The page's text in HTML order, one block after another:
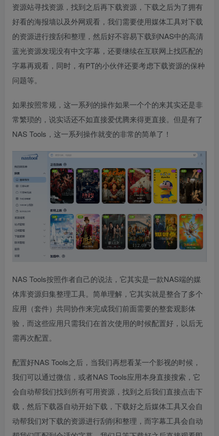
资源站寻找资源，找到之后再下载资源，下载之后为了拥有
好看的海报墙以及外网观看，我们需要使用媒体工具对下载
的资源进行搜刮和整理，然后好不容易下载到NAS中的高清
蓝光资源发现没有中文字幕，还要继续在互联网上找匹配的
字幕再观看，同时，有PT的小伙伴还要考虑下载资源的保种
问题等。
如果按照常规，这一系列的操作如果一个个的来其实还是非
常繁琐的，说实话还不如直接爱优腾来得更直接。但是有了
NAS Tools，这一系列操作就变的非常的简单了！
NAS Tools按照作者自己的说法，它其实是一款NAS端的媒
体库资源归集整理工具。简单理解，它其实就是整合了多个
应用（套件）共同协作来完成我们前面需要的整套观影体
验，而这些应用只需我们在首次使用的时候配置好，以后无
需再次配置。
配置好NAS Tools之后，当我们再想看某一个影视的时候，
我们可以通过微信，或者NAS Tools应用本身直接搜索，它
会自动帮我们找到所有可用资源，找到之后我们直接点击下
载，然后下载器自动开始下载，下载好之后媒体工具又会自
动帮我们对下载的资源进行刮削和整理，而字幕工具会自动